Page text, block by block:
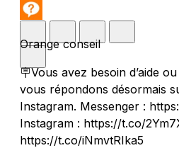
Orange conseil
🪧Vous avez besoin d’aide
vous répondons désormais
Instagram. Messenger :
Instagram : https://t.co/
https://t.co/iNmvtRIka5